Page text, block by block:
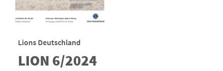
Lions Deutschland
LION 6/2024